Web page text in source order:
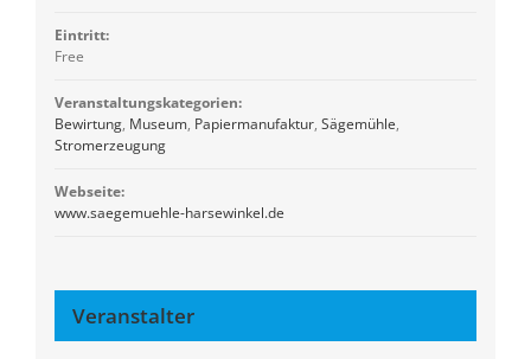
Eintritt:
Free
Veranstaltungskategorien:
Bewirtung, Museum, Papiermanufaktur, Sägemühle,
Stromerzeugung
Webseite:
www.saegemuehle-harsewinkel.de
Veranstalter